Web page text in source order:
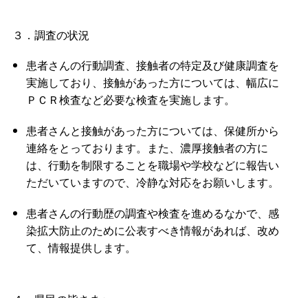
３．調査の状況
患者さんの行動調査、接触者の特定及び健康調査を
実施しており、接触があった方については、幅広に
ＰＣＲ検査など必要な検査を実施します。
患者さんと接触があった方については、保健所から
連絡をとっております。また、濃厚接触者の方に
は、行動を制限することを職場や学校などに報告い
ただいていますので、冷静な対応をお願いします。
患者さんの行動歴の調査や検査を進めるなかで、感
染拡大防止のために公表すべき情報があれば、改め
て、情報提供します。